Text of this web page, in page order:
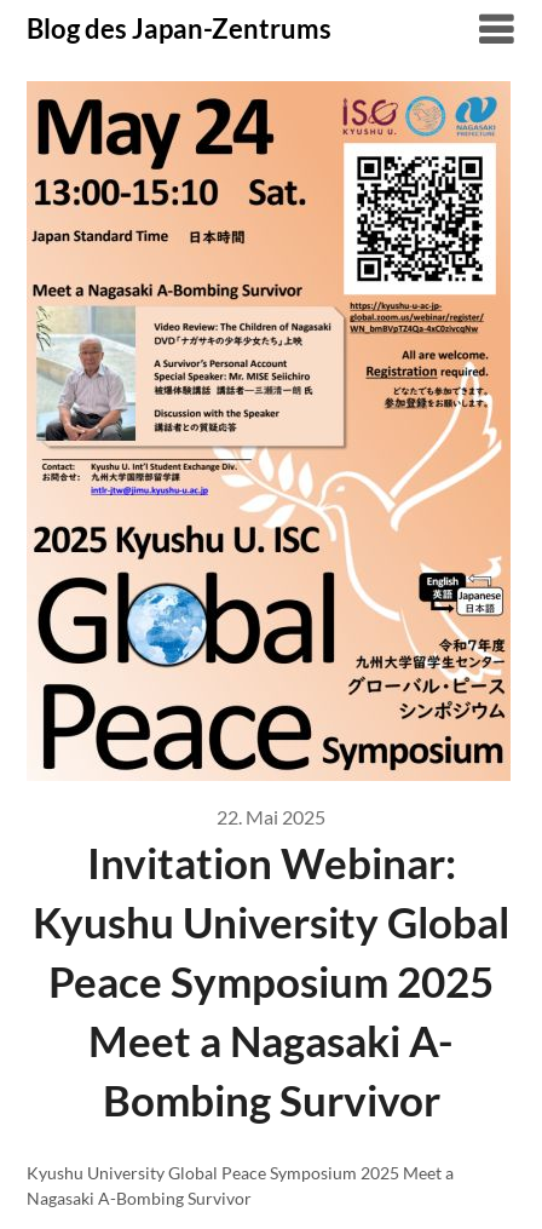
Skip
content
Blog des Japan-Zentrums
22. Mai 2025
Invitation Webinar:
Kyushu University Global
Peace Symposium 2025
Meet a Nagasaki A-
Bombing Survivor
Kyushu University Global Peace Symposium 2025 Meet a
Nagasaki A-Bombing Survivor